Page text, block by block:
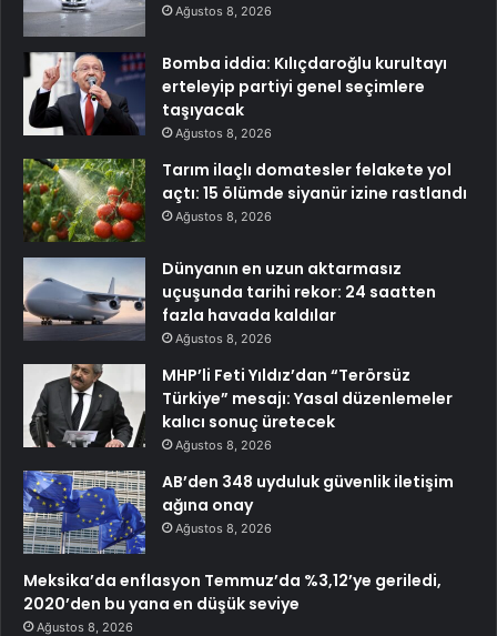
Ağustos 8, 2026
Bomba iddia: Kılıçdaroğlu kurultayı
erteleyip partiyi genel seçimlere
taşıyacak
Ağustos 8, 2026
Tarım ilaçlı domatesler felakete yol
açtı: 15 ölümde siyanür izine rastlandı
Ağustos 8, 2026
Dünyanın en uzun aktarmasız
uçuşunda tarihi rekor: 24 saatten
fazla havada kaldılar
Ağustos 8, 2026
MHP’li Feti Yıldız’dan “Terörsüz
Türkiye” mesajı: Yasal düzenlemeler
kalıcı sonuç üretecek
Ağustos 8, 2026
AB’den 348 uyduluk güvenlik iletişim
ağına onay
Ağustos 8, 2026
Meksika’da enflasyon Temmuz’da %3,12’ye geriledi,
2020’den bu yana en düşük seviye
Ağustos 8, 2026